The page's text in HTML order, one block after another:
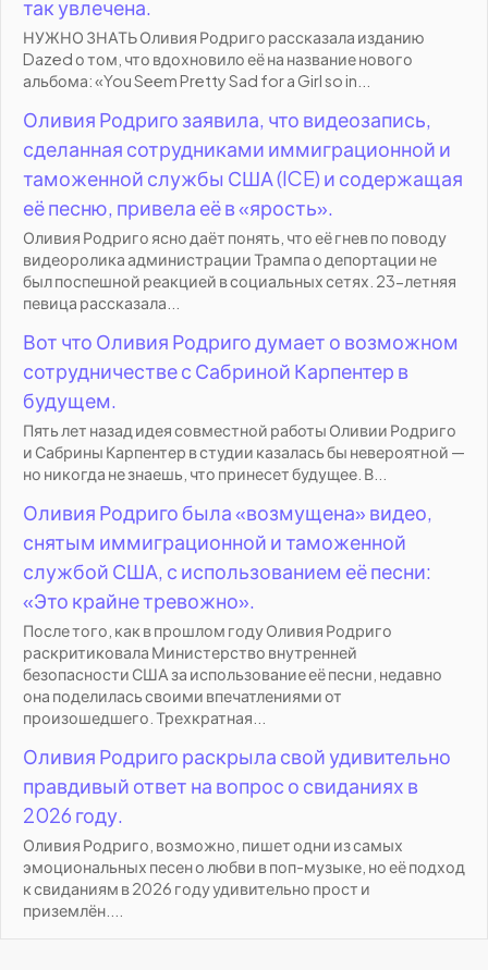
так увлечена.
НУЖНО ЗНАТЬ Оливия Родриго рассказала изданию
Dazed о том, что вдохновило её на название нового
альбома: «You Seem Pretty Sad for a Girl so in...
Оливия Родриго заявила, что видеозапись,
сделанная сотрудниками иммиграционной и
таможенной службы США (ICE) и содержащая
её песню, привела её в «ярость».
Оливия Родриго ясно даёт понять, что её гнев по поводу
видеоролика администрации Трампа о депортации не
был поспешной реакцией в социальных сетях. 23-летняя
певица рассказала...
Вот что Оливия Родриго думает о возможном
сотрудничестве с Сабриной Карпентер в
будущем.
Пять лет назад идея совместной работы Оливии Родриго
и Сабрины Карпентер в студии казалась бы невероятной —
но никогда не знаешь, что принесет будущее. В...
Оливия Родриго была «возмущена» видео,
снятым иммиграционной и таможенной
службой США, с использованием её песни:
«Это крайне тревожно».
После того, как в прошлом году Оливия Родриго
раскритиковала Министерство внутренней
безопасности США за использование её песни, недавно
она поделилась своими впечатлениями от
произошедшего. Трехкратная...
Оливия Родриго раскрыла свой удивительно
правдивый ответ на вопрос о свиданиях в
2026 году.
Оливия Родриго, возможно, пишет одни из самых
эмоциональных песен о любви в поп-музыке, но её подход
к свиданиям в 2026 году удивительно прост и
приземлён....